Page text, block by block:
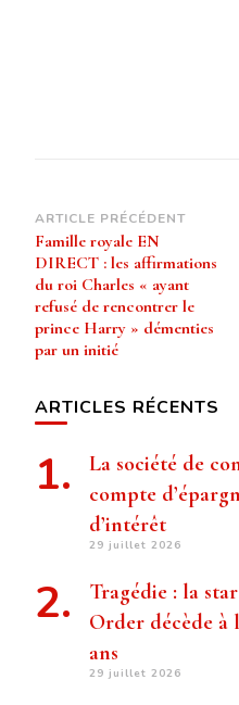
Navigation
d’article
ARTICLE PRÉCÉDENT
Famille royale EN
DIRECT : les affirmations
du roi Charles « ayant
refusé de rencontrer le
prince Harry » démenties
par un initié
ARTICLES RÉCENTS
La société de
compte
d’intérêt
29 juillet 2026
Tragédie : la
Order décède à
ans
29 juillet 2026